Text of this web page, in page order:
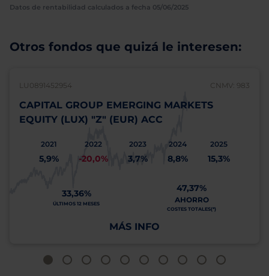
Datos de rentabilidad calculados a fecha 05/06/2025
Otros fondos que quizá le interesen:
LU0891452954 CNMV: 983
CAPITAL GROUP EMERGING MARKETS
EQUITY (LUX) "Z" (EUR) ACC
2021
5,9%
2022
-20,0%
2023
3,7%
2024
8,8%
2025
15,3%
33,36%
ÚLTIMOS 12 MESES
47,37%
AHORRO
COSTES TOTALES(*)
MÁS INFO